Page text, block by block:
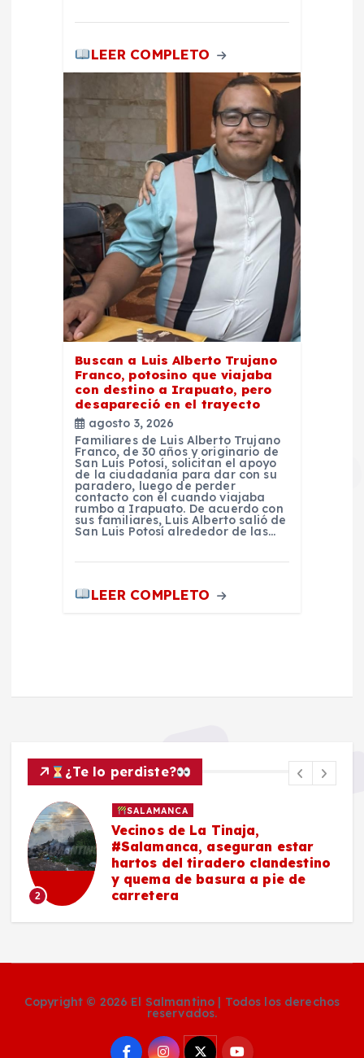
LEER COMPLETO
Buscan a Luis Alberto Trujano
Franco, potosino que viajaba
con destino a Irapuato, pero
desapareció en el trayecto
agosto 3, 2026
Familiares de Luis Alberto Trujano
Franco, de 30 años y originario de
San Luis Potosí, solicitan el apoyo
de la ciudadanía para dar con su
paradero, luego de perder
contacto con él cuando viajaba
rumbo a Irapuato. De acuerdo con
sus familiares, Luis Alberto salió de
San Luis Potosí alrededor de las…
LEER COMPLETO
¿Te lo perdiste?
2
SALAMANCA
Vecinos de La Tinaja,
#Salamanca, aseguran estar
hartos del tiradero clandestino
y quema de basura a pie de
carretera
Copyright © 2026 El Salmantino | Todos los derechos
reservados.